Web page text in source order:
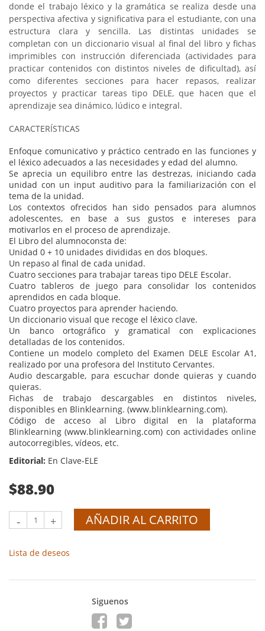
donde el trabajo léxico y la gramática se realiza desde una
perspectiva afectiva y significativa para el estudiante, con una
estructura clara y sencilla. Las distintas unidades se
completan con un diccionario visual al final del libro y fichas
imprimibles con instrucción diferenciada (actividades para
practicar contenidos con distintos niveles de dificultad), así
como diferentes secciones para hacer repasos, realizar
proyectos y practicar tareas tipo DELE, que hacen que el
aprendizaje sea dinámico, lúdico e integral.
CARACTERÍSTICAS
Enfoque comunicativo y práctico centrado en las funciones y
el léxico adecuados a las necesidades y edad del alumno.
Se aprecia un equilibro entre las destrezas, iniciando cada
unidad con un input auditivo para la familiarización con el
tema de la unidad.
Los contextos ofrecidos han sido pensados para alumnos
adolescentes, en base a sus gustos e intereses para
motivarlos en el proceso de aprendizaje.
El Libro del alumnoconsta de:
Unidad 0 + 10 unidades divididas en dos bloques.
Un repaso al final de cada unidad.
Cuatro secciones para trabajar tareas tipo DELE Escolar.
Cuatro tableros de juego para consolidar los contenidos
aprendidos en cada bloque.
Cuatro proyectos para aprender haciendo.
Un diccionario visual que recoge el léxico clave.
Un banco ortográfico y gramatical con explicaciones
detalladas de los contenidos.
Contiene un modelo completo del Examen DELE Escolar A1,
realizado por una profesora del Instituto Cervantes.
Audio descargable, para escuchar donde quieras y cuando
quieras.
Fichas de trabajo descargables en distintos niveles,
disponibles en Blinklearning. (www.blinklearning.com).
Código de acceso al Libro digital en la plataforma
Blinklearning (www.blinklearning.com) con actividades online
autocorregibles, vídeos, etc.
Editorial: En Clave-ELE
$88.90
- + AÑADIR AL CARRITO
Lista de deseos
Siguenos